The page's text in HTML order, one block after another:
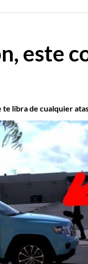
este
te libra de cualquier